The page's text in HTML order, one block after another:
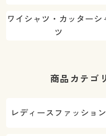
ワイシャツ・カッターシ
ツ
商品カテゴ
レディースファッション